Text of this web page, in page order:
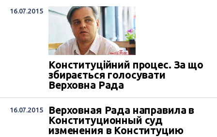
16.07.2015
Конституційний процес. За що
збирається голосувати
Верховна Рада
16.07.2015
Верховная Рада направила в
Конституционный суд
изменения в Конституцию